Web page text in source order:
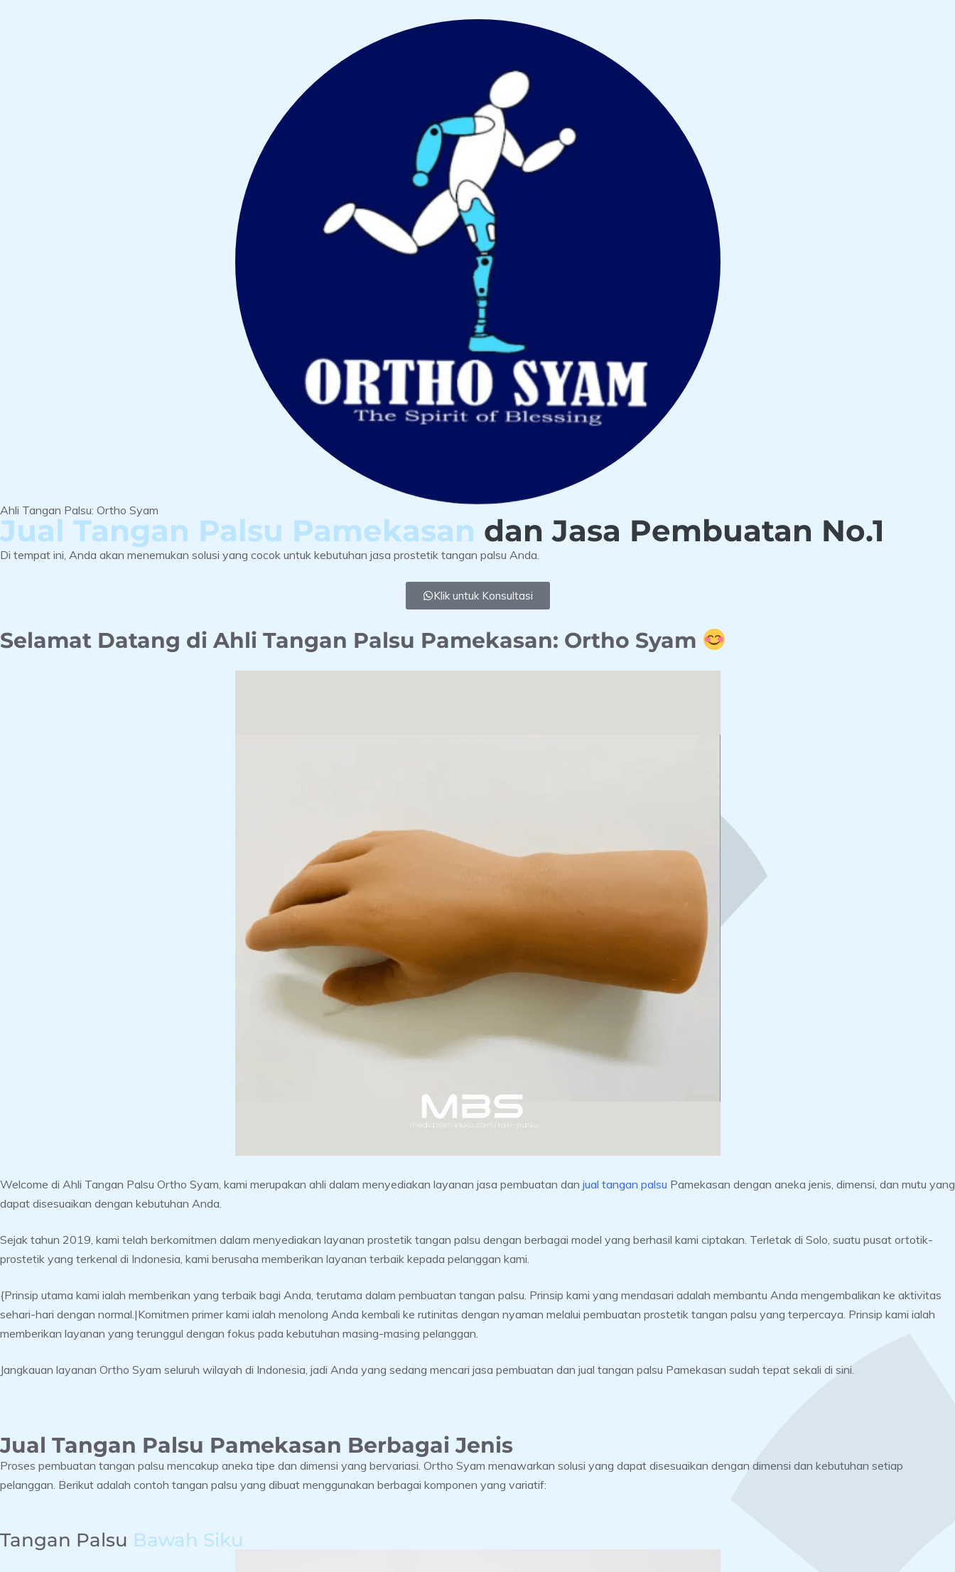
Ahli Tangan Palsu: Ortho Syam
Jual Tangan Palsu Pamekasan dan Jasa Pembuatan No.1
Di tempat ini, Anda akan menemukan solusi yang cocok untuk kebutuhan jasa prostetik tangan palsu Anda.
Klik untuk Konsultasi
Selamat Datang di Ahli Tangan Palsu Pamekasan: Ortho Syam
Welcome di Ahli Tangan Palsu Ortho Syam, kami merupakan ahli dalam menyediakan layanan jasa pembuatan dan jual tangan palsu Pamekasan dengan aneka jenis, dimensi, dan mutu yang
dapat disesuaikan dengan kebutuhan Anda.
Sejak tahun 2019, kami telah berkomitmen dalam menyediakan layanan prostetik tangan palsu dengan berbagai model yang berhasil kami ciptakan. Terletak di Solo, suatu pusat ortotik-
prostetik yang terkenal di Indonesia, kami berusaha memberikan layanan terbaik kepada pelanggan kami.
{Prinsip utama kami ialah memberikan yang terbaik bagi Anda, terutama dalam pembuatan tangan palsu. Prinsip kami yang mendasari adalah membantu Anda mengembalikan ke aktivitas
sehari-hari dengan normal.|Komitmen primer kami ialah menolong Anda kembali ke rutinitas dengan nyaman melalui pembuatan prostetik tangan palsu yang terpercaya. Prinsip kami ialah
memberikan layanan yang terunggul dengan fokus pada kebutuhan masing-masing pelanggan.
Jangkauan layanan Ortho Syam seluruh wilayah di Indonesia, jadi Anda yang sedang mencari jasa pembuatan dan jual tangan palsu Pamekasan sudah tepat sekali di sini.
Jual Tangan Palsu Pamekasan Berbagai Jenis
Proses pembuatan tangan palsu mencakup aneka tipe dan dimensi yang bervariasi. Ortho Syam menawarkan solusi yang dapat disesuaikan dengan dimensi dan kebutuhan setiap
pelanggan. Berikut adalah contoh tangan palsu yang dibuat menggunakan berbagai komponen yang variatif:
Tangan Palsu Bawah Siku